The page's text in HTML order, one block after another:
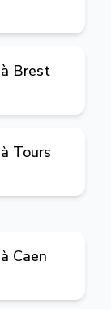
Brest
Tours
Caen